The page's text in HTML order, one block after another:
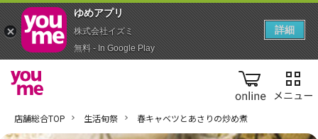
online
店舗総合TOP 生活旬祭 春キャベツとあさりの炒め煮
ゆめアプ‪リ‬
株式会社イズミ
無料 - In Google Play
詳細